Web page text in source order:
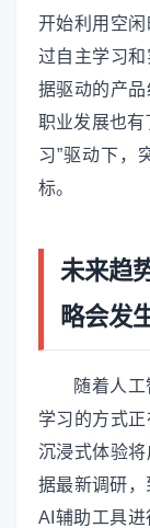
开始利用空
过自主学习
据驱动的产品
职业发展也有
习”驱动下，
标。
未来趋
略会发
随着人
学习的方式正
沉浸式体验
据最新调研，
AI辅助工具